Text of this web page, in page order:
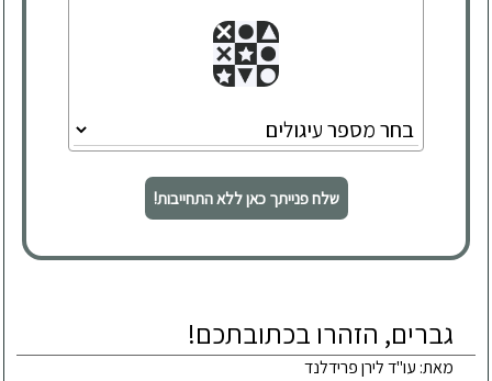
שלח פנייתך כאן ללא התחייבות!
גברים, הזהרו בכתובתכם!
מאת: עו"ד לירן פרידלנד